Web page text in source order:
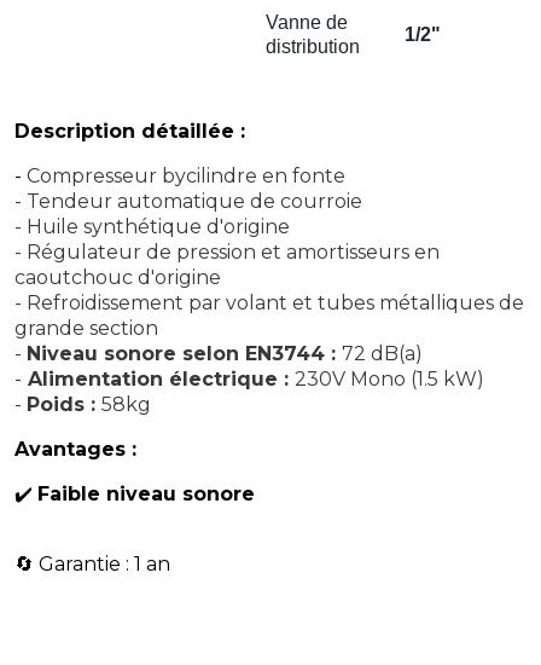
Vanne de
distribution
1/2"
Description détaillée :
- Compresseur bycilindre en fonte
- Tendeur automatique de courroie
- Huile synthétique d'origine
- Régulateur de pression et amortisseurs en
caoutchouc d'origine
- Refroidissement par volant et tubes métalliques de
grande section
- Niveau sonore selon EN3744 : 72 dB(a)
- Alimentation électrique : 230V Mono (1.5 kW)
- Poids : 58kg
Avantages :
✔️ Faible niveau sonore
🔄 Garantie : 1 an